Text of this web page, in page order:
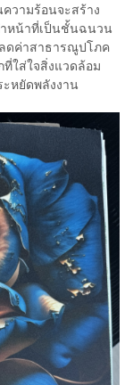
วามร้อนจะสร้าง
ำหน้าที่เป็นชั้นฉนวน
ดค่าสาธารณูปโภค
ที่ใส่ใจสิ่งแวดล้อม
ะหยัดพลังงาน